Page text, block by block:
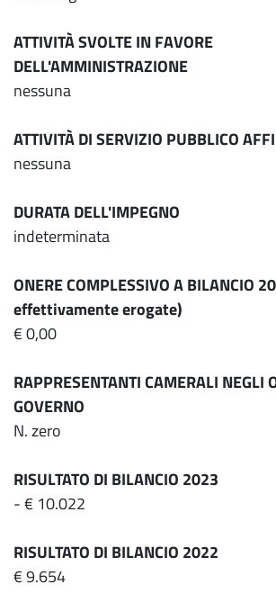
ATTIVITÀ SVOLTE IN FAVORE
DELL'AMMINISTRAZIONE
nessuna
ATTIVITÀ DI SERVIZIO PUBBLICO
nessuna
DURATA DELL'IMPEGNO
indeterminata
ONERE COMPLESSIVO A BILANCIO
effettivamente erogate)
€ 0,00
RAPPRESENTANTI CAMERALI NEGLI
GOVERNO
N. zero
RISULTATO DI BILANCIO 2023
- € 10.022
RISULTATO DI BILANCIO 2022
€ 9.654